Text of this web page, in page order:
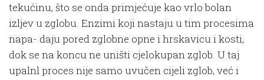
tekućinu, što se onda primjećuje kao vrlo bolan
izljev u zglobu. Enzimi koji nastaju u tim procesima
napa- daju pored zglobne opne i hrskavicu i kosti,
dok se na koncu ne uništi cjelokupan zglob. U taj
upalnl proces nije samo uvučen cijeli zglob, već i